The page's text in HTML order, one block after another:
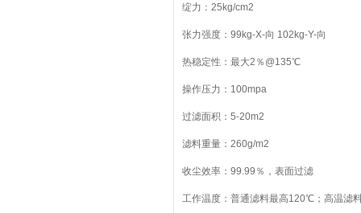
绽力：25kg/cm2
张力强度：99kg-X-向 102kg-Y-向
热稳定性：最大2％@135℃
操作压力：100mpa
过滤面积：5-20m2
滤料重量：260g/m2
收尘效率：99.99％，表面过滤
工作温度：普通滤料最高120℃；高温滤